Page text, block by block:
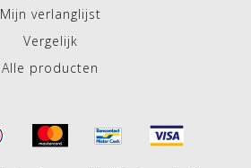
Mijn verlanglijst
Vergelijk
Alle producten